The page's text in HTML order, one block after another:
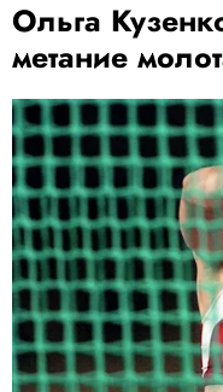
Ольга
метание